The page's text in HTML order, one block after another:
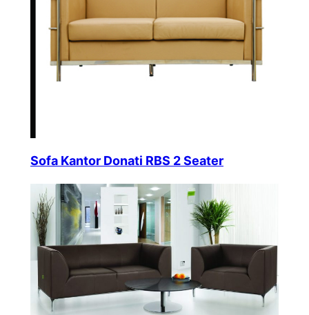
Sofa Kantor Donati RBS 2 Seater